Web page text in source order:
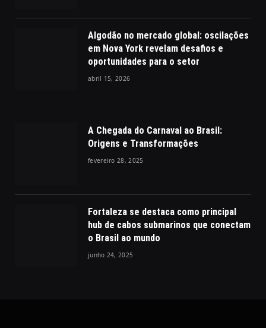
Algodão no mercado global: oscilações
em Nova York revelam desafios e
oportunidades para o setor
abril 15, 2026
A Chegada do Carnaval ao Brasil:
Origens e Transformações
fevereiro 28, 2025
Fortaleza se destaca como principal
hub de cabos submarinos que conectam
o Brasil ao mundo
junho 24, 2025